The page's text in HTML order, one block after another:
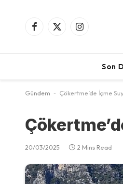
Facebook
X
Instagram
Son
Gündem - Çökertme’de İçme
20/03/2025 2 Mins Read